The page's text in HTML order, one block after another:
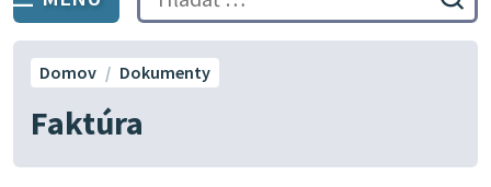
Hľadať:
Faktúra
Domov Dokumenty